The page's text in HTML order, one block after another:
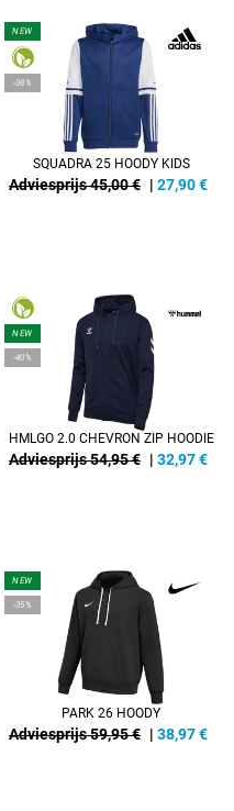
NEW
-38%
SQUADRA 25 HOODY KIDS
Adviesprijs 45,00 € | 27,90€
NEW
-40%
HMLGO 2.0 CHEVRON ZIP HOODIE
Adviesprijs 54,95 € | 32,97€
NEW
-35%
PARK 26 HOODY
Adviesprijs 59,95 € | 38,97€